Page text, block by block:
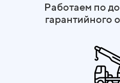
Работаем по
гарантийного